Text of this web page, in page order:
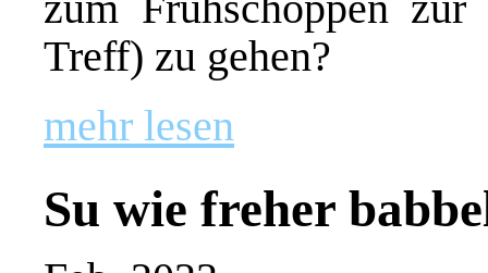
Treff) zu gehen?
mehr lesen
Su wie freher